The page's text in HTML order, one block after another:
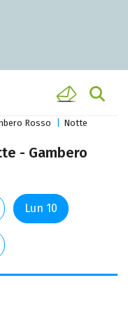
Rosso Notte
- Gambero
Lun 10